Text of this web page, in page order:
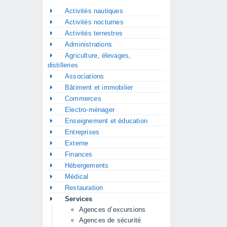
Activités nautiques
Activités nocturnes
Activités terrestres
Administrations
Agriculture, élevages,
distilleries
Associations
Bâtiment et immobilier
Commerces
Electro-ménager
Enseignement et éducation
Entreprises
Externe
Finances
Hébergements
Médical
Restauration
Services
Agences d’excursions
Agences de sécurité